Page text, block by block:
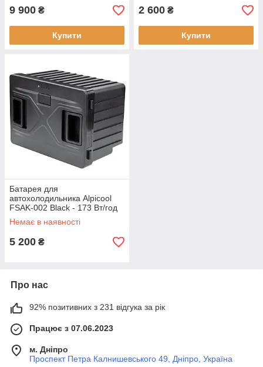
9 900 ₴
Купити
2 600 ₴
Купити
Батарея для
автохолодильника Alpicool
FSAK-002 Black - 173 Вт/год
15600 мАh 12 В автономність
до 15 годин для моделей TW
Немає в наявності
5 200 ₴
Про нас
92% позитивних з 231 відгука за рік
Працює з 07.06.2023
м. Дніпро
Проспект Петра Калнишевського 49, Дніпро, Україна